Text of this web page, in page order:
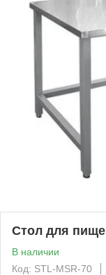
Стол для
В наличии
Код: STL-MSR-70